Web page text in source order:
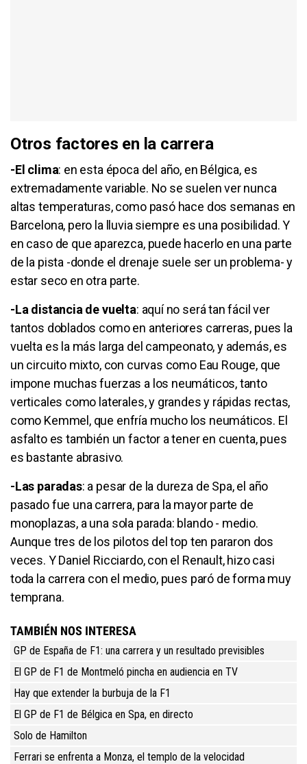
Otros factores en la carrera
-El clima: en esta época del año, en Bélgica, es
extremadamente variable. No se suelen ver nunca
altas temperaturas, como pasó hace dos semanas en
Barcelona, pero la lluvia siempre es una posibilidad. Y
en caso de que aparezca, puede hacerlo en una parte
de la pista -donde el drenaje suele ser un problema- y
estar seco en otra parte.
-La distancia de vuelta: aquí no será tan fácil ver
tantos doblados como en anteriores carreras, pues la
vuelta es la más larga del campeonato, y además, es
un circuito mixto, con curvas como Eau Rouge, que
impone muchas fuerzas a los neumáticos, tanto
verticales como laterales, y grandes y rápidas rectas,
como Kemmel, que enfría mucho los neumáticos. El
asfalto es también un factor a tener en cuenta, pues
es bastante abrasivo.
-Las paradas: a pesar de la dureza de Spa, el año
pasado fue una carrera, para la mayor parte de
monoplazas, a una sola parada: blando - medio.
Aunque tres de los pilotos del top ten pararon dos
veces. Y Daniel Ricciardo, con el Renault, hizo casi
toda la carrera con el medio, pues paró de forma muy
temprana.
TAMBIÉN NOS INTERESA
GP de España de F1: una carrera y un resultado previsibles
El GP de F1 de Montmeló pincha en audiencia en TV
Hay que extender la burbuja de la F1
El GP de F1 de Bélgica en Spa, en directo
Solo de Hamilton
Ferrari se enfrenta a Monza, el templo de la velocidad